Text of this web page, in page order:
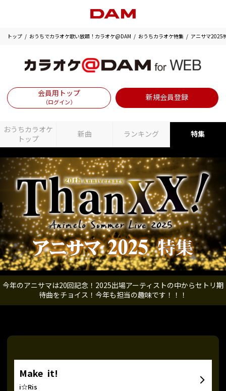
トップ おうちでカラオケ歌い放題！カラオケ@DAM おうちカラオケ特集 アニサマ2025
会員用トップ
（ログイン）
新規会員登録
おうちカラオケ
トップ
新曲 ランキング 特集
今年のアニサマは20回記念！2025出場アーティストの中からセトリ期
待曲をチョイス！今年も担当の趣味です！！！
Make it!
i☆Ris